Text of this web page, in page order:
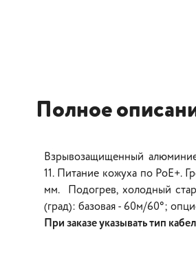
Полное
Взрывозащищенный
11. Питание кожуха по PoE+.
мм. Подогрев, холодный
(град): базовая - 60м/60°;
При заказе указывать тип